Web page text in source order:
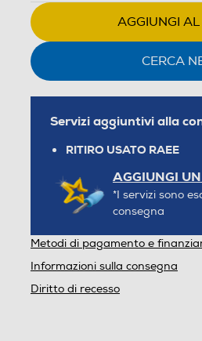
AGGIUNGI
CERCA
Servizi aggiuntivi alla
RITIRO USATO RAEE
AGGIUNGI
*I servizi sono
consegna
Metodi di pagamento e
Informazioni sulla consegna
Diritto di recesso